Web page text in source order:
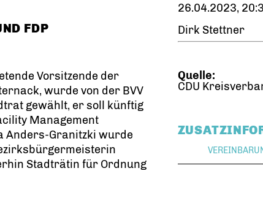
FDP
Vorsitzende der
wurde von der BVV
gewählt, er soll künftig
Management
Anders-Granitzki wurde
Stadträtin für Ordnung
26.04.2023,
Dirk Stettner
Quelle:
CDU